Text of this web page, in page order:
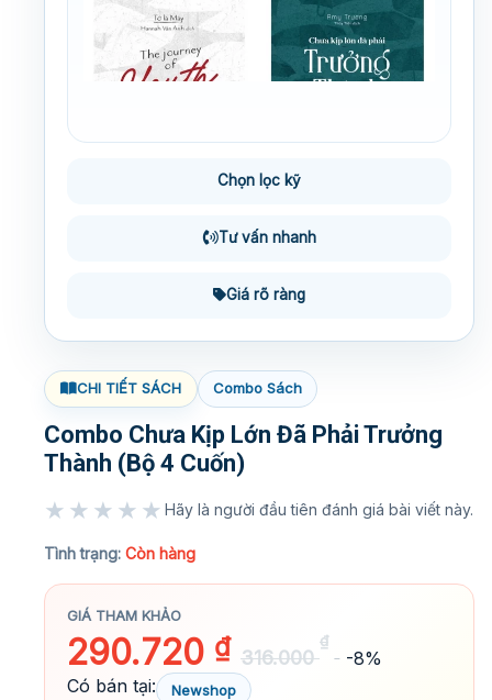
Chọn lọc kỹ
Tư vấn nhanh
Giá rõ ràng
CHI TIẾT SÁCH Combo Sách
Combo Chưa Kịp Lớn Đã Phải Trưởng
Thành (Bộ 4 Cuốn)
★★★★★ Hãy là người đầu tiên đánh giá bài viết này.
Tình trạng: Còn hàng
GIÁ THAM KHẢO
290.720 ₫ 316.000
₫
-8%
Có bán tại:
Newshop